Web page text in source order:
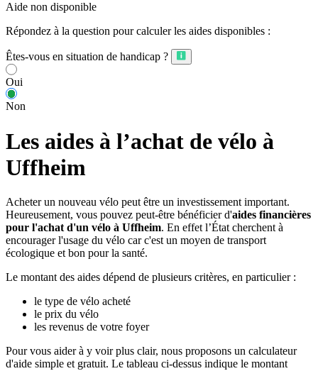
Aide non disponible
Répondez à la question pour calculer les aides disponibles :
Êtes-vous en situation de handicap ?
Oui
Non
Les aides à l’achat de vélo à
Uffheim
Acheter un nouveau vélo peut être un investissement important.
Heureusement, vous pouvez peut-être bénéficier d'aides financières
pour l'achat d'un vélo à Uffheim. En effet l’État cherchent à
encourager l'usage du vélo car c'est un moyen de transport
écologique et bon pour la santé.
Le montant des aides dépend de plusieurs critères, en particulier :
le type de vélo acheté
le prix du vélo
les revenus de votre foyer
Pour vous aider à y voir plus clair, nous proposons un calculateur
d'aide simple et gratuit. Le tableau ci-dessus indique le montant